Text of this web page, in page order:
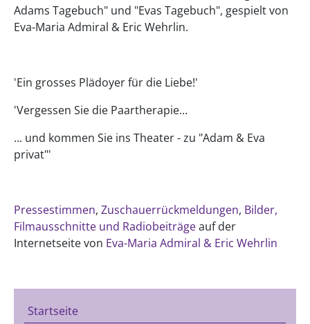
Adams Tagebuch" und "Evas Tagebuch", gespielt von
Eva-Maria Admiral & Eric Wehrlin.
'Ein grosses Plädoyer für die Liebe!'
'Vergessen Sie die Paartherapie...
... und kommen Sie ins Theater - zu "Adam & Eva
privat"'
Pressestimmen, Zuschauerrückmeldungen, Bilder,
Filmausschnitte und Radiobeiträgeauf der
Internetseite von Eva-Maria Admiral & Eric Wehrlin
Startseite